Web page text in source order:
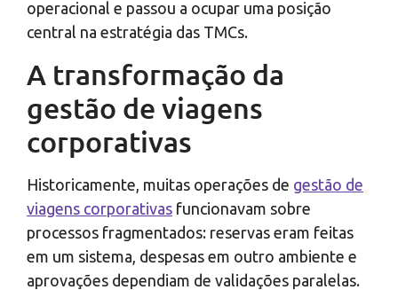
operacional e passou a ocupar uma posição
central na estratégia das TMCs.
A transformação da
gestão de viagens
corporativas
Historicamente, muitas operações de gestão de
viagens corporativas funcionavam sobre
processos fragmentados: reservas eram feitas
em um sistema, despesas em outro ambiente e
aprovações dependiam de validações paralelas.